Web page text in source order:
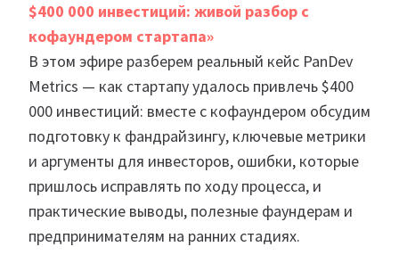
$400 000 инвестиций: живой разбор с
кофаундером стартапа»
В этом эфире разберем реальный кейс PanDev
Metrics — как стартапу удалось привлечь $400
000 инвестиций: вместе с кофаундером обсудим
подготовку к фандрайзингу, ключевые метрики
и аргументы для инвесторов, ошибки, которые
пришлось исправлять по ходу процесса, и
практические выводы, полезные фаундерам и
предпринимателям на ранних стадиях.